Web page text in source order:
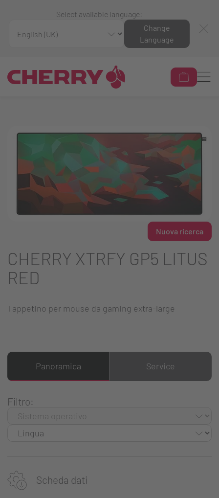
Select available language:
Change
Language
Nuova ricerca
CHERRY XTRFY GP5 LITUS
RED
Tappetino per mouse da gaming extra-large
Panoramica Service
Filtro:
Scheda dati